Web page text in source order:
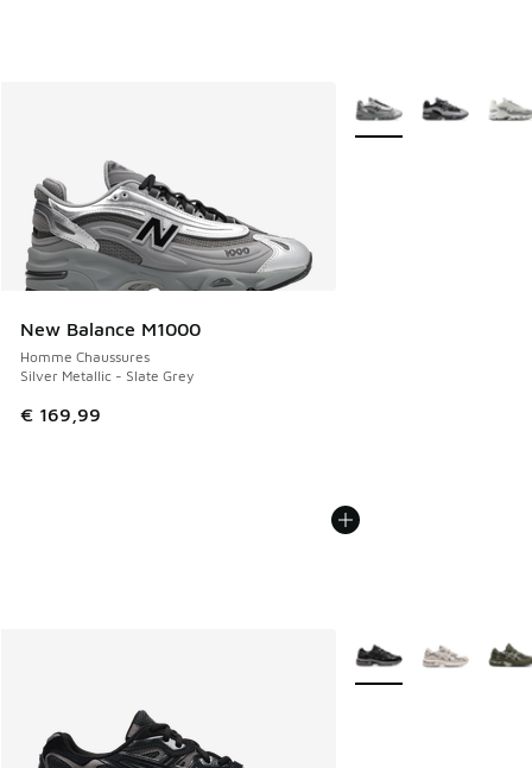
New Balance M1000
Homme Chaussures
Silver Metallic - Slate Grey
€ 169,99
Plus de couleurs
Plus de couleurs